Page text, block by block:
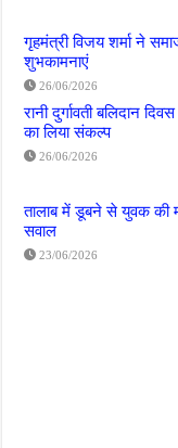
गृहमंत्री विजय शर्मा ने
शुभकामनाएं
26/06/2026
रानी दुर्गावती बलिदान
का लिया संकल्प
26/06/2026
तालाब में डूबने से युवक की
सवाल
23/06/2026